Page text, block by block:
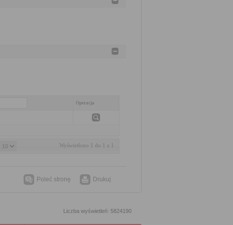
Operacja
Wyświetlono 1 do 1 z 1
Poleć stronę Drukuj
Liczba wyświetleń: 5824190